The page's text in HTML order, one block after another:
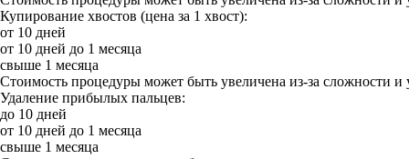
Купирование хвостов (цена за 1 хвост):
от 10 дней
от 10 дней до 1 месяца
свыше 1 месяца
Стоимость процедуры может быть увеличена из-за сложности и
Удаление прибылых пальцев:
до 10 дней
от 10 дней до 1 месяца
свыше 1 месяца